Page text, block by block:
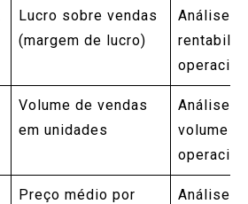
Lucro sobre vendas
(margem de lucro)
Análise
Volume de vendas
em unidades
Análise
volume
Preço médio por
Análise